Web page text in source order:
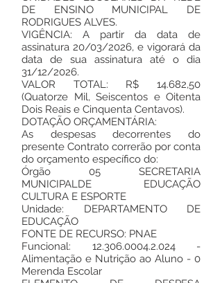
DE ENSINO MUNICIPAL DE
RODRIGUES ALVES.
VIGÊNCIA: A partir da data de
assinatura 20/03/2026, e vigorará da
data de sua assinatura até o dia
31/12/2026.
VALOR TOTAL: R$ 14.682,50
(Quatorze Mil, Seiscentos e Oitenta
Dois Reais e Cinquenta Centavos).
DOTAÇÃO ORÇAMENTÁRIA:
As despesas decorrentes do
presente Contrato correrão por conta
do orçamento específico do:
Órgão 05 SECRETARIA
MUNICIPALDE EDUCAÇÃO
CULTURA E ESPORTE
Unidade: DEPARTAMENTO DE
EDUCAÇÃO
FONTE DE RECURSO: PNAE
Funcional: 12.306.0004.2.024-
Alimentação e Nutrição ao Aluno - 0
Merenda Escolar